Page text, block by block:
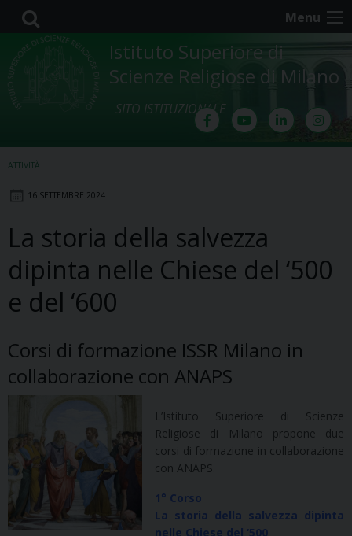
Skip
content
Menu
Istituto Superiore di
Scienze Religiose di Milano
SITO ISTITUZIONALE
ATTIVITÀ
16 SETTEMBRE 2024
La storia della salvezza
dipinta nelle Chiese del ‘500
e del ‘600
Corsi di formazione ISSR Milano in
collaborazione con ANAPS
L’Istituto Superiore di Scienze
Religiose di Milano propone due
corsi di formazione in collaborazione
con ANAPS.
1° Corso
La storia della salvezza dipinta
nelle Chiese del ‘500